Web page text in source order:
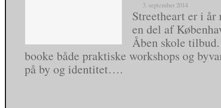
3. september 2014
Streetheart er i år
en del af
Åben skole
booke både praktiske workshops og
på by og identitet….